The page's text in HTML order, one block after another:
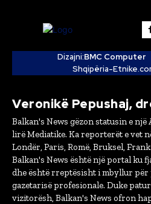
Dizajni:BMC Computer
Shqipëria-
Veronikë Pepushaj,
Balkan's News gëzon statusin e një
lirë Mediatike. Ka reporterët e vet
Londër, Paris, Romë, Bruksel,
Balkan's News është një portal ku
dhe është rreptësisht i mbyllur për
gazetarisë profesionale. Duke
vizitorësh, Balkan's News ofron